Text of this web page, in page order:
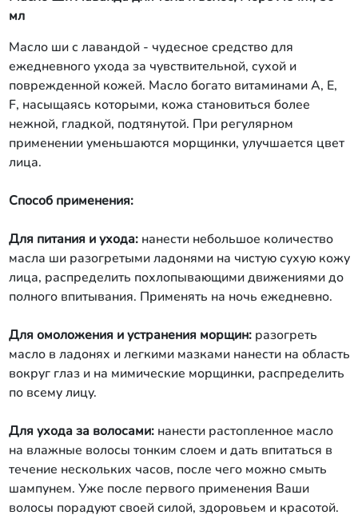
мл
Масло ши с лавандой - чудесное средство для
ежедневного ухода за чувствительной, сухой и
поврежденной кожей. Масло богато витаминами А, Е,
F, насыщаясь которыми, кожа становиться более
нежной, гладкой, подтянутой. При регулярном
применении уменьшаются морщинки, улучшается цвет
лица.
Способ применения:
Для питания и ухода:нанести небольшое количество
масла ши разогретыми ладонями на чистую сухую кожу
лица, распределить похлопывающими движениями до
полного впитывания. Применять на ночь ежедневно.
Для омоложения и устранения морщин:разогреть
масло в ладонях и легкими мазками нанести на область
вокруг глаз и на мимические морщинки, распределить
по всему лицу.
Для ухода за волосами:нанести растопленное масло
на влажные волосы тонким слоем и дать впитаться в
течение нескольких часов, после чего можно смыть
шампунем. Уже после первого применения Ваши
волосы порадуют своей силой, здоровьем и красотой.